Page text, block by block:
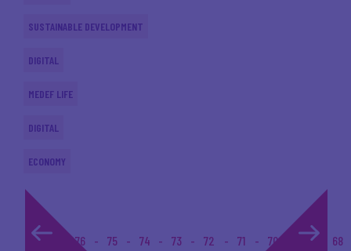
SUSTAINABLE DEVELOPMENT
DIGITAL
MEDEF LIFE
DIGITAL
ECONOMY
1... 76 75 74 73 72 71 70 69 68